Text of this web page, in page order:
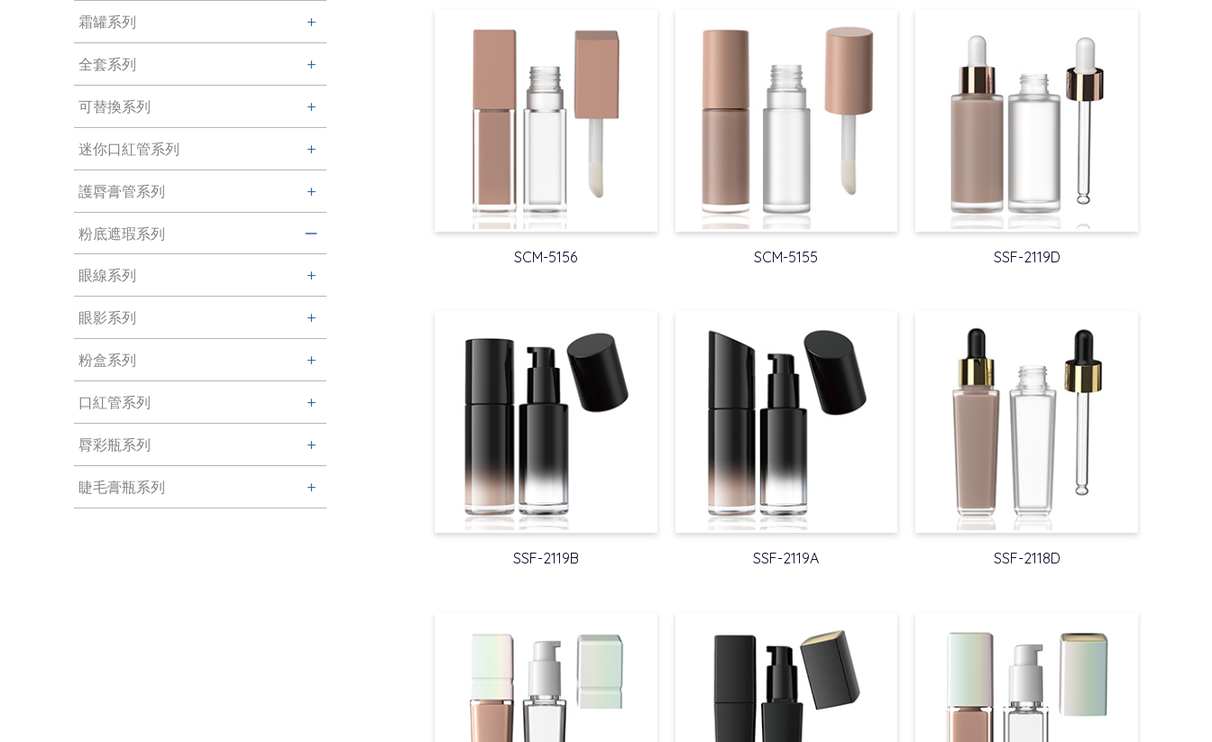
霜罐系列
全套系列
可替換系列
迷你口紅管系列
護脣膏管系列
粉底遮瑕系列
眼線系列
眼影系列
粉盒系列
口紅管系列
脣彩瓶系列
睫毛膏瓶系列
SCM-5156 SCM-5155 SSF-2119D
SSF-2119B SSF-2119A SSF-2118D